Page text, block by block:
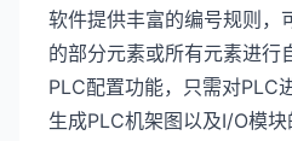
软件提供丰富的编号规则，
的部分元素或所有元素进
PLC配置功能，只需对PLC
生成PLC机架图以及I/O模